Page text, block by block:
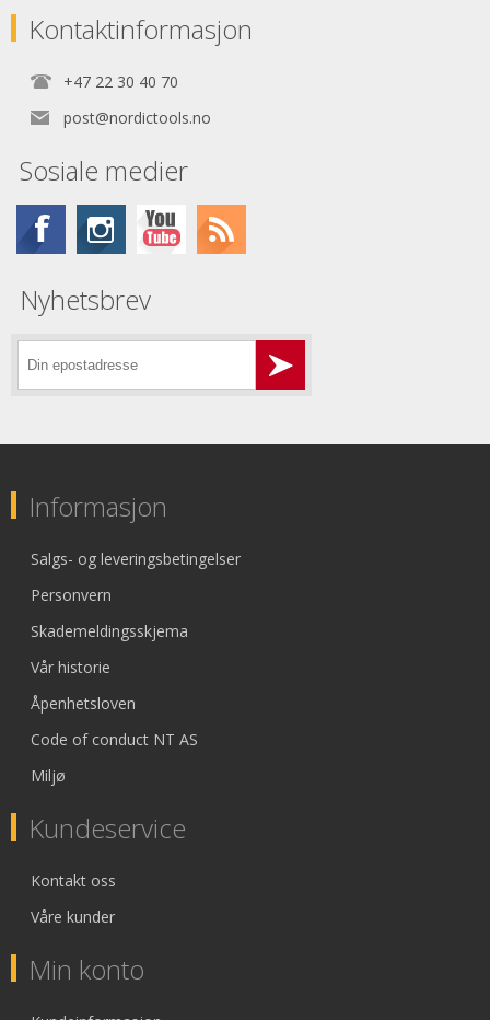
Kontaktinformasjon
+47 22 30 40 70
post@nordictools.no
Sosiale medier
Nyhetsbrev
Informasjon
Salgs- og leveringsbetingelser
Personvern
Skademeldingsskjema
Vår historie
Åpenhetsloven
Code of conduct NT AS
Miljø
Kundeservice
Kontakt oss
Våre kunder
Min konto